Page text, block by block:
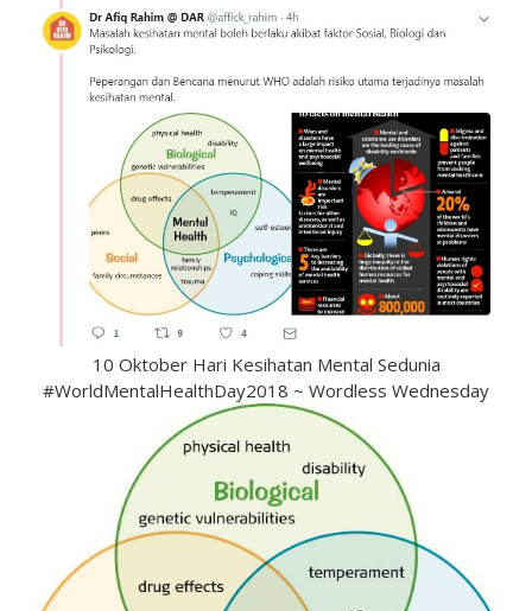
10 Oktober Hari Kesihatan Mental Sedunia
#WorldMentalHealthDay2018 ~ Wordless Wednesday